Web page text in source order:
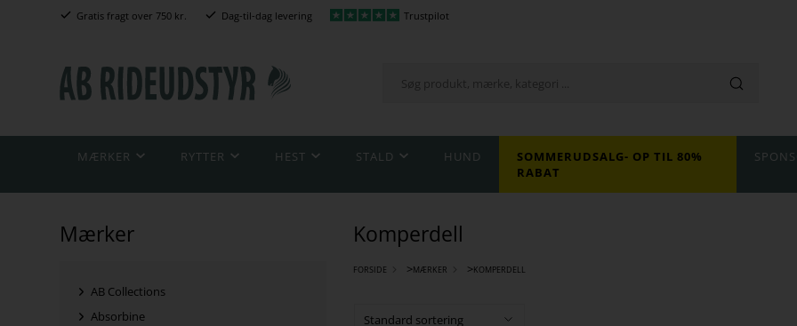
Gratis fragt over 750 kr. Dag-til-dag levering Trustpilot
MÆRKER RYTTER HEST STALD HUND
SOMMERUDSALG- OP TIL 80%
RABAT
Mærker
AB Collections
Absorbine
Komperdell
FORSIDE >MÆRKER >KOMPERDELL